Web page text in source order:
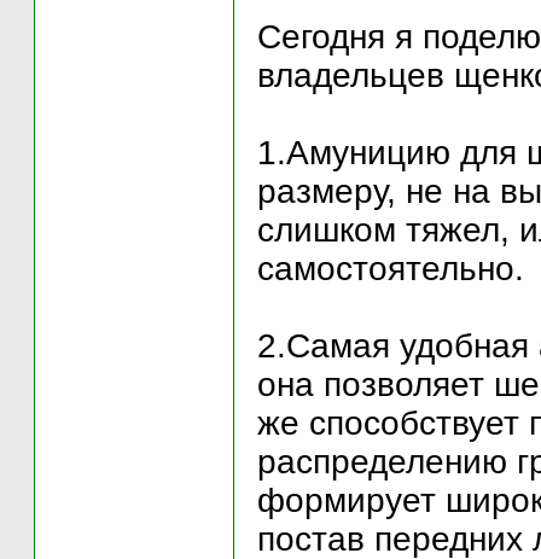
Сегодня я
владельцев
1.Амуницию для
размеру, не на
слишком тяжел,
самостоятельно.
2.Самая
она позволяет
же способствует
распределению
формирует
постав передних